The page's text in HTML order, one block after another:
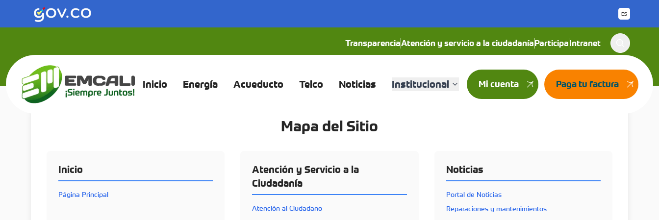
ES
TransparenciaAtención y servicio a la ciudadaníaParticipaIntranet
Inicio Energía Acueducto Telco Noticias Institucional Mi cuenta Paga tu factura
Mapa del Sitio
Inicio
Página Principal
Atención y Servicio a la
Ciudadanía
Atención al Ciudadano
Noticias
Portal de Noticias
Reparaciones y mantenimientos